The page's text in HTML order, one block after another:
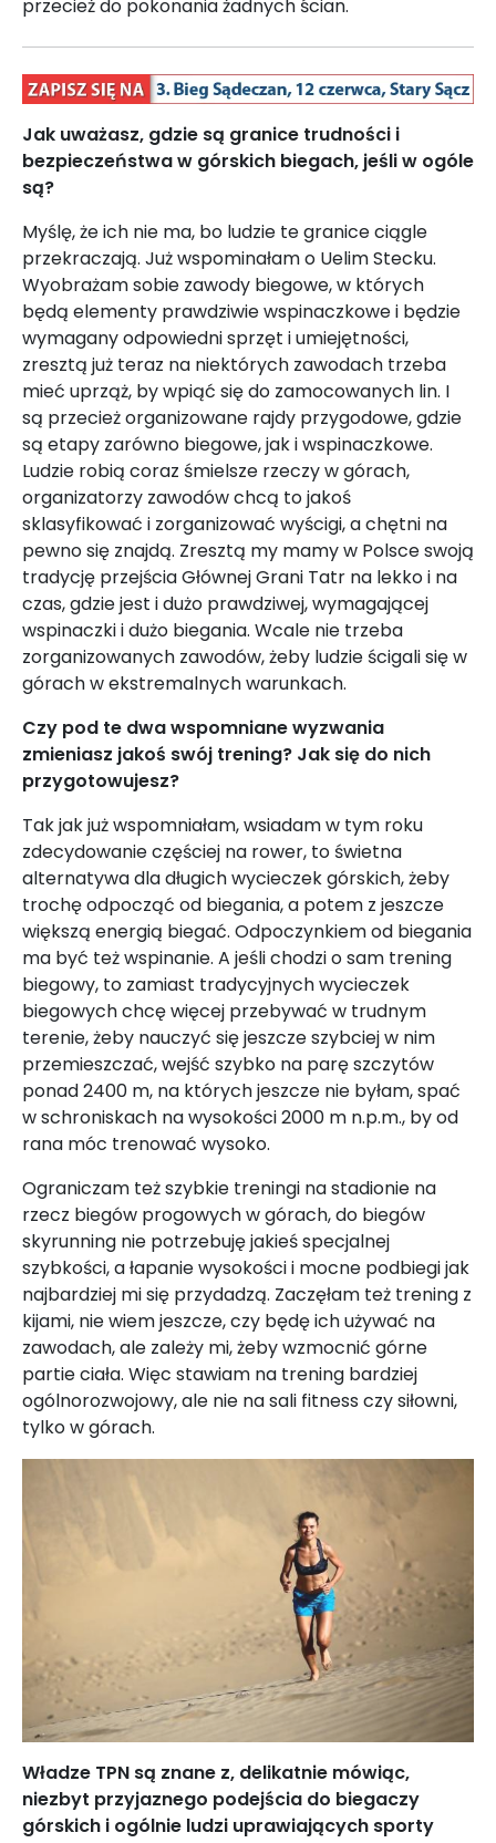
przecież do pokonania żadnych ścian.
Jak uważasz, gdzie są granice trudności i
bezpieczeństwa w górskich biegach, jeśli w ogóle
są?
Myślę, że ich nie ma, bo ludzie te granice ciągle
przekraczają. Już wspominałam o Uelim Stecku.
Wyobrażam sobie zawody biegowe, w których
będą elementy prawdziwie wspinaczkowe i będzie
wymagany odpowiedni sprzęt i umiejętności,
zresztą już teraz na niektórych zawodach trzeba
mieć uprząż, by wpiąć się do zamocowanych lin. I
są przecież organizowane rajdy przygodowe, gdzie
są etapy zarówno biegowe, jak i wspinaczkowe.
Ludzie robią coraz śmielsze rzeczy w górach,
organizatorzy zawodów chcą to jakoś
sklasyfikować i zorganizować wyścigi, a chętni na
pewno się znajdą. Zresztą my mamy w Polsce swoją
tradycję przejścia Głównej Grani Tatr na lekko i na
czas, gdzie jest i dużo prawdziwej, wymagającej
wspinaczki i dużo biegania. Wcale nie trzeba
zorganizowanych zawodów, żeby ludzie ścigali się w
górach w ekstremalnych warunkach.
Czy pod te dwa wspomniane wyzwania
zmieniasz jakoś swój trening? Jak się do nich
przygotowujesz?
Tak jak już wspomniałam, wsiadam w tym roku
zdecydowanie częściej na rower, to świetna
alternatywa dla długich wycieczek górskich, żeby
trochę odpocząć od biegania, a potem z jeszcze
większą energią biegać. Odpoczynkiem od biegania
ma być też wspinanie. A jeśli chodzi o sam trening
biegowy, to zamiast tradycyjnych wycieczek
biegowych chcę więcej przebywać w trudnym
terenie, żeby nauczyć się jeszcze szybciej w nim
przemieszczać, wejść szybko na parę szczytów
ponad 2400 m, na których jeszcze nie byłam, spać
w schroniskach na wysokości 2000 m n.p.m., by od
rana móc trenować wysoko.
Ograniczam też szybkie treningi na stadionie na
rzecz biegów progowych w górach, do biegów
skyrunning nie potrzebuję jakieś specjalnej
szybkości, a łapanie wysokości i mocne podbiegi jak
najbardziej mi się przydadzą. Zaczęłam też trening z
kijami, nie wiem jeszcze, czy będę ich używać na
zawodach, ale zależy mi, żeby wzmocnić górne
partie ciała. Więc stawiam na trening bardziej
ogólnorozwojowy, ale nie na sali fitness czy siłowni,
tylko w górach.
Władze TPN są znane z, delikatnie mówiąc,
niezbyt przyjaznego podejścia do biegaczy
górskich i ogólnie ludzi uprawiających sporty